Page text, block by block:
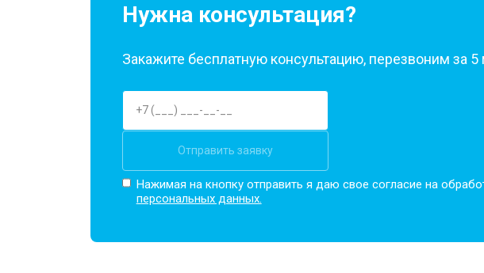
Нужна консультация?
Закажите бесплатную консультацию, перезвоним за 5
Отправить заявку
Нажимая на кнопку отправить я даю свое согласие на
персональных данных.